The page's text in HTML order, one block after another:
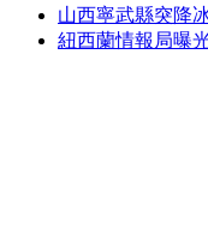
山西寧武縣突降
紐西蘭情報局曝